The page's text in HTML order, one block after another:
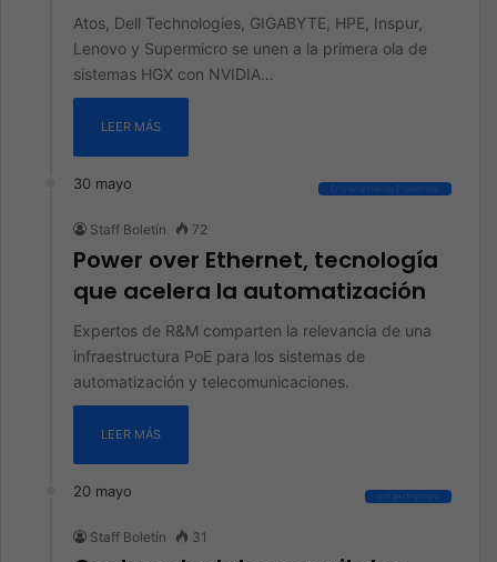
Atos, Dell Technologies, GIGABYTE, HPE, Inspur,
Lenovo y Supermicro se unen a la primera ola de
sistemas HGX con NVIDIA…
LEER MÁS
30 mayo Entrenamiento Presencial
Staff Boletín 72
Power over Ethernet, tecnología
que acelera la automatización
Expertos de R&M comparten la relevancia de una
infraestructura PoE para los sistemas de
automatización y telecomunicaciones.
LEER MÁS
20 mayo Infraestructura
Staff Boletín 31